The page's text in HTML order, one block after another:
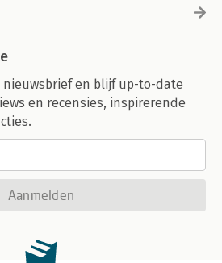
nieuwsbrief en blijf up-to-date
en recensies, inspirerende
Aanmelden